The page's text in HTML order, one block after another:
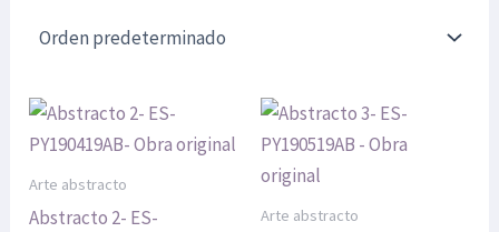
Arte abstracto
Abstracto 2- ES-
Arte abstracto